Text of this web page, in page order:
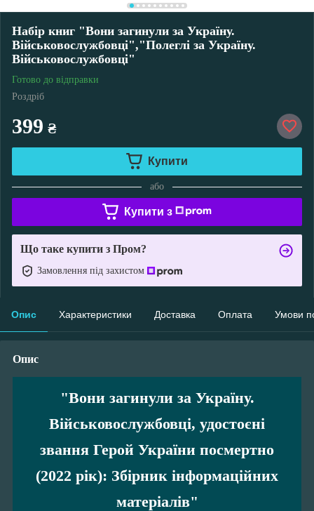
Набір книг "Вони загинули за Україну.
Військовослужбовці","Полеглі за Україну.
Військовослужбовці"
Готово до відправки
Роздріб
399 ₴
Купити
або
Купити з
Що таке купити з Пром?
Замовлення під захистом
Опис Характеристики Доставка Оплата Умови
Опис
"Вони загинули за Україну.
Військовослужбовці, удостоєні
звання Герой України посмертно
(2022 рік): Збірник інформаційних
матеріалів"